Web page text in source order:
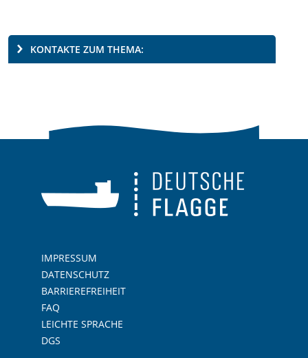
KONTAKTE ZUM THEMA:
IMPRESSUM
DATENSCHUTZ
BARRIEREFREIHEIT
FAQ
LEICHTE SPRACHE
DGS